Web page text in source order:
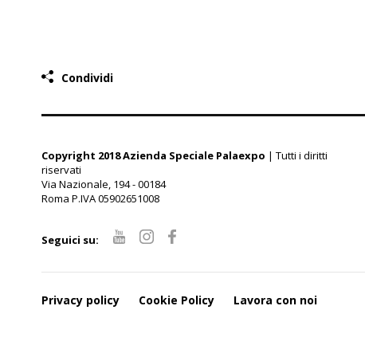
Condividi
Copyright 2018 Azienda Speciale Palaexpo | Tutti i diritti
riservati
Via Nazionale, 194 - 00184
Roma P.IVA 05902651008
Seguici su:
Privacy policy Cookie Policy Lavora con noi